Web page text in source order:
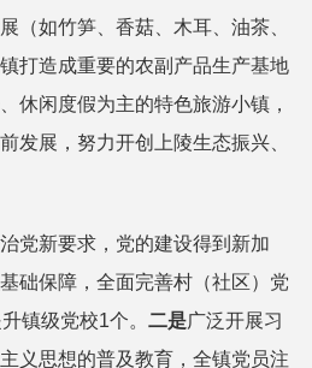
（如竹笋、香菇、木耳、油茶、
打造成重要的农副产品生产基地
休闲度假为主的特色旅游小镇，
发展，努力开创上陵生态振兴、
新要求，党的建设得到新加
础保障，全面完善村（社区）党
镇级党校1个。二是广泛开展习
义思想的普及教育，全镇党员注